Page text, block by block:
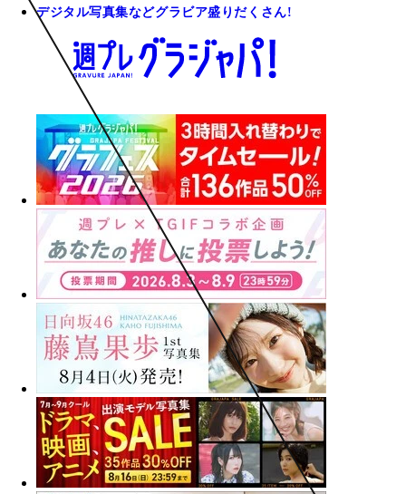
デジタル写真集などグラビア盛りだくさん!